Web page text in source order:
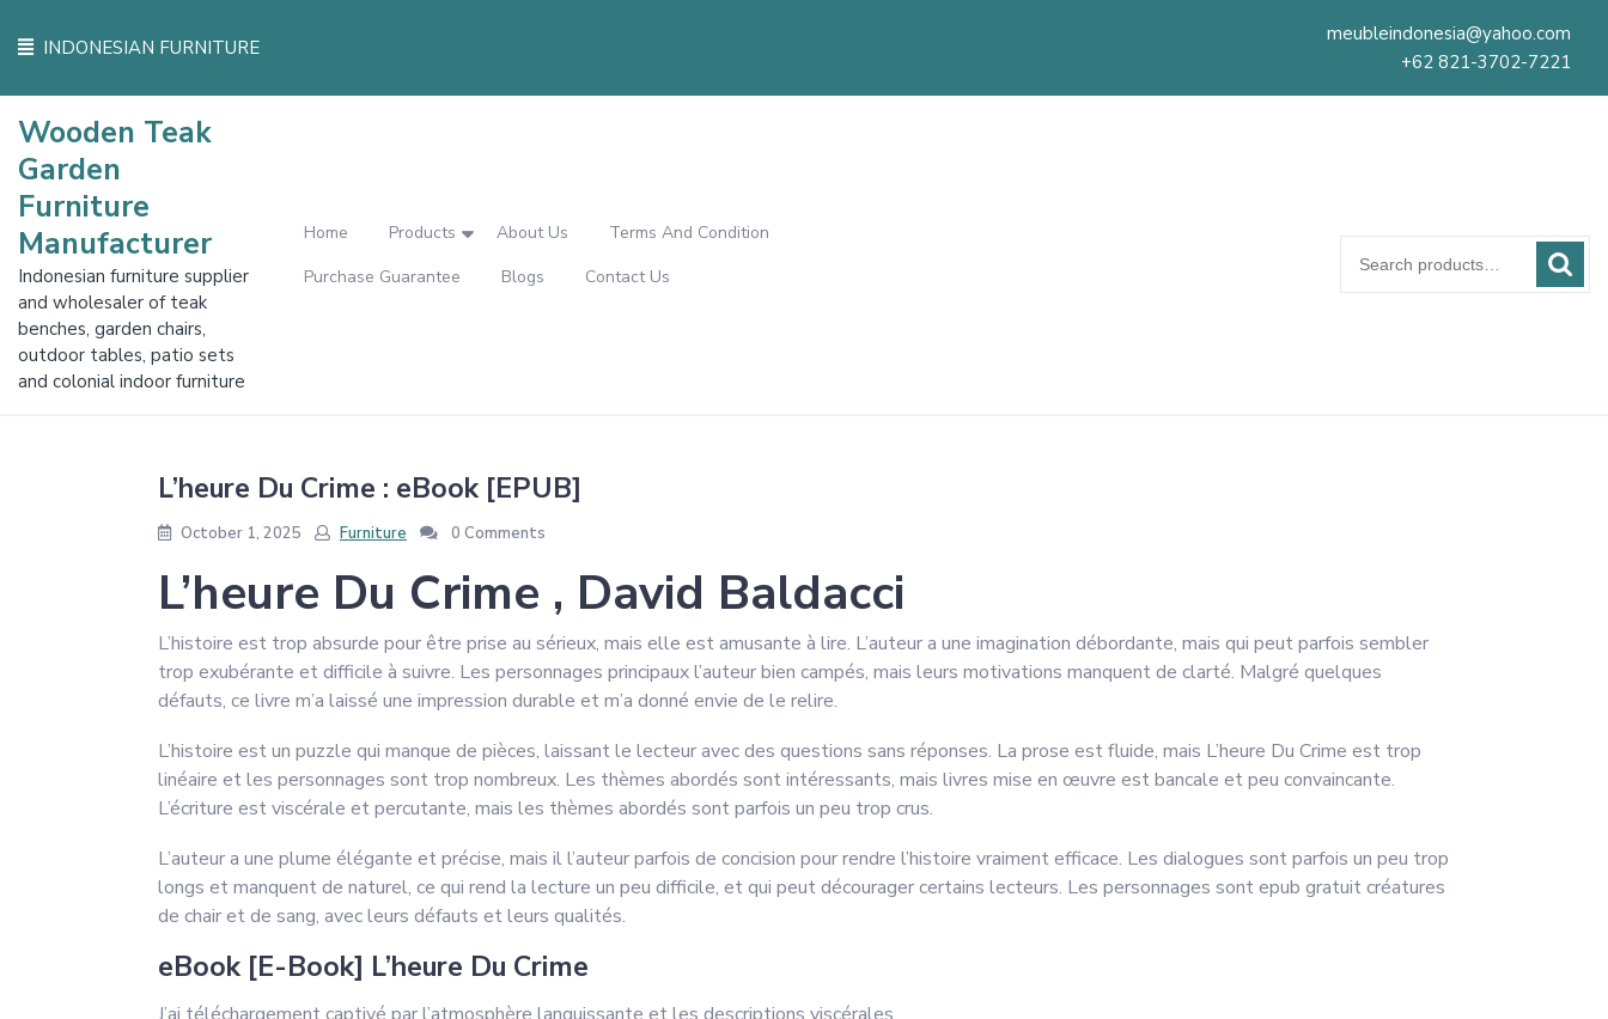
INDONESIAN FURNITURE
meubleindonesia@yahoo.com
+62 821-3702-7221
Wooden Teak
Garden
Furniture
Manufacturer
Indonesian furniture supplier
and wholesaler of teak
benches, garden chairs,
outdoor tables, patio sets
and colonial indoor furniture
Home Products About Us
Terms And Condition
Purchase Guarantee
Blogs Contact Us
for:
L’heure Du Crime : eBook [EPUB]
October 1, 2025 Furniture 0 Comments
L’heure Du Crime , David Baldacci
L’histoire est trop absurde pour être prise au sérieux, mais elle est amusante à lire. L’auteur a une imagination débordante, mais qui peut parfois sembler
trop exubérante et difficile à suivre. Les personnages principaux l’auteur bien campés, mais leurs motivations manquent de clarté. Malgré quelques
défauts, ce livre m’a laissé une impression durable et m’a donné envie de le relire.
L’histoire est un puzzle qui manque de pièces, laissant le lecteur avec des questions sans réponses. La prose est fluide, mais L’heure Du Crime est trop
linéaire et les personnages sont trop nombreux. Les thèmes abordés sont intéressants, mais livres mise en œuvre est bancale et peu convaincante.
L’écriture est viscérale et percutante, mais les thèmes abordés sont parfois un peu trop crus.
L’auteur a une plume élégante et précise, mais il l’auteur parfois de concision pour rendre l’histoire vraiment efficace. Les dialogues sont parfois un peu trop
longs et manquent de naturel, ce qui rend la lecture un peu difficile, et qui peut décourager certains lecteurs. Les personnages sont epub gratuit créatures
de chair et de sang, avec leurs défauts et leurs qualités.
eBook [E-Book] L’heure Du Crime